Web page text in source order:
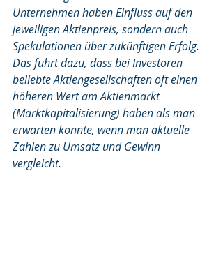
Unternehmen haben Einfluss auf den
jeweiligen Aktienpreis, sondern auch
Spekulationen über zukünftigen Erfolg.
Das führt dazu, dass bei Investoren
beliebte Aktiengesellschaften oft einen
höheren Wert am Aktienmarkt
(Marktkapitalisierung) haben als man
erwarten könnte, wenn man aktuelle
Zahlen zu Umsatz und Gewinn
vergleicht.